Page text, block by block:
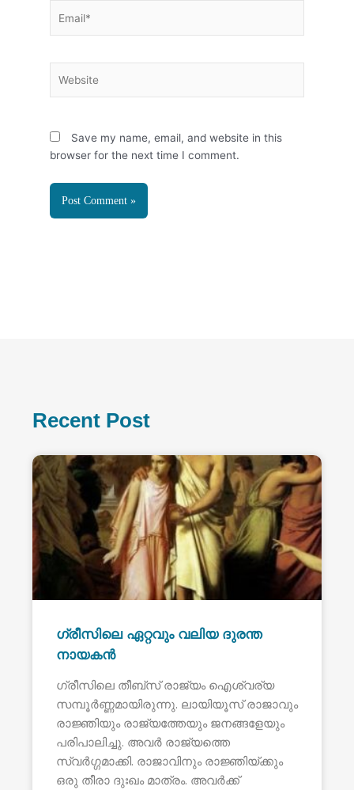
Save my name, email, and website in this
browser for the next time I comment.
Recent Post
ഗ്രീസിലെ ഏറ്റവും വലിയ ദുരന്ത
നായകൻ
ഗ്രീസിലെ തീബ്സ് രാജ്യം ഐശ്വര്യ
സമ്പൂർണ്ണമായിരുന്നു. ലായിയൂസ് രാജാവും
രാജ്ഞിയും രാജ്യത്തേയും ജനങ്ങളേയും
പരിപാലിച്ചു. അവർ രാജ്യത്തെ
സ്വർഗ്ഗമാക്കി. രാജാവിനും രാജ്ഞിയ്ക്കും
ഒരു തീരാ ദുഃഖം മാത്രം. അവർക്ക്